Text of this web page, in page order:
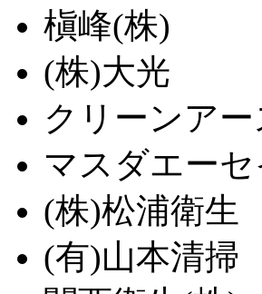
槇峰(株)
(株)大光
クリーンア
マスダエー
(株)松浦衛生
(有)山本清掃